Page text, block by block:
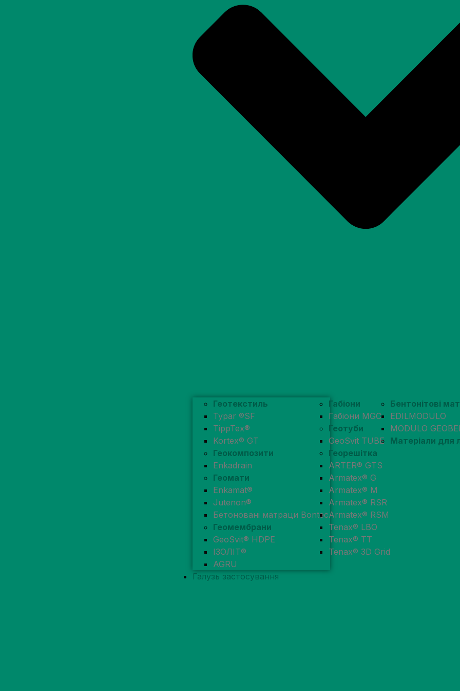
Геотекстиль
Typar ®SF
TippTex®
Kortex® GT
Геокомпозити
Enkadrain
Геомати
Enkamat®
Jutenon®
Бетоновані матраци Bontec
Геомембрани
GeoSvit® HDPE
ІЗОЛІТ®
AGRU
Габіони
Габіони MGC
Геотуби
GeoSvit TUBE
Георешітка
ARTER® GTS
Armatex® G
Armatex® M
Armatex® RSR
Armatex® RSM
Tenax® LBO
Tenax® TT
Tenax® 3D Grid
Бентонітові
EDILMODULO
MODULO
Матеріали для
Галузь застосування